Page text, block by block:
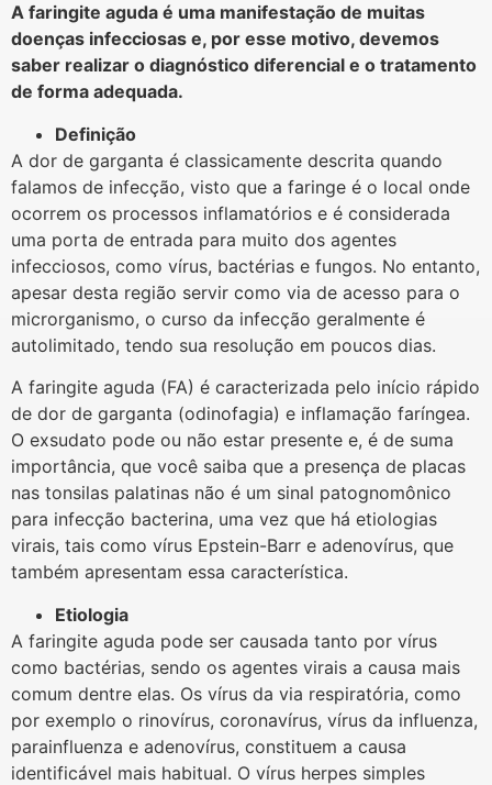
A faringite aguda é uma manifestação de muitas
doenças infecciosas e, por esse motivo, devemos
saber realizar o diagnóstico diferencial e o tratamento
de forma adequada.
Definição
A dor de garganta é classicamente descrita quando
falamos de infecção, visto que a faringe é o local onde
ocorrem os processos inflamatórios e é considerada
uma porta de entrada para muito dos agentes
infecciosos, como vírus, bactérias e fungos. No entanto,
apesar desta região servir como via de acesso para o
microrganismo, o curso da infecção geralmente é
autolimitado, tendo sua resolução em poucos dias.
A faringite aguda (FA) é caracterizada pelo início rápido
de dor de garganta (odinofagia) e inflamação faríngea.
O exsudato pode ou não estar presente e, é de suma
importância, que você saiba que a presença de placas
nas tonsilas palatinas não é um sinal patognomônico
para infecção bacterina, uma vez que há etiologias
virais, tais como vírus Epstein-Barr e adenovírus, que
também apresentam essa característica.
Etiologia
A faringite aguda pode ser causada tanto por vírus
como bactérias, sendo os agentes virais a causa mais
comum dentre elas. Os vírus da via respiratória, como
por exemplo o rinovírus, coronavírus, vírus da influenza,
parainfluenza e adenovírus, constituem a causa
identificável mais habitual. O vírus herpes simples